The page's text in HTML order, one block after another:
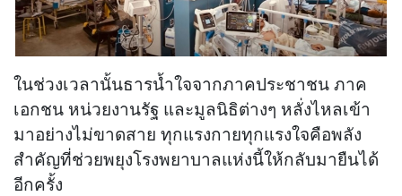
ในช่วงเวลานั้นธารน้ำใจจากภาคประชาชน ภาค
เอกชน หน่วยงานรัฐ และมูลนิธิต่างๆ หลั่งไหลเข้า
มาอย่างไม่ขาดสาย ทุกแรงกายทุกแรงใจคือพลัง
สำคัญที่ช่วยพยุงโรงพยาบาลแห่งนี้ให้กลับมายืนได้
อีกครั้ง